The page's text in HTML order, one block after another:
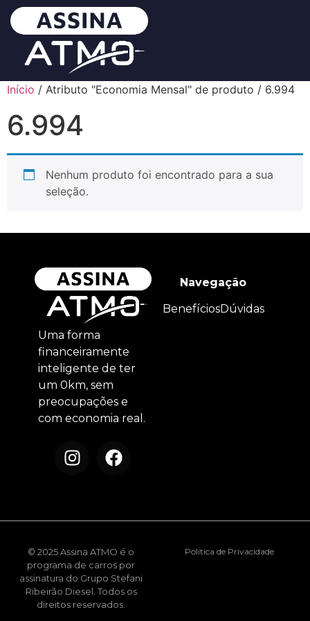
Início / Atributo "Economia Mensal" de produto / 6.994
6.994
Nenhum produto foi encontrado para a sua
seleção.
Uma forma
financeiramente
inteligente de ter
um 0km, sem
preocupações e
com economia real.
Navegação
BenefíciosDúvidas
© 2025 Assina ATMO é o
programa de carros por
assinatura do Grupo Stefani
Ribeirão Diesel. Todos os
direitos reservados.
Política de Privacidade